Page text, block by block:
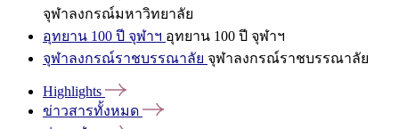
จุฬาลงกรณ์มหาวิทยาลัย
อุทยาน 100 ปี จุฬาฯ อุทยาน 100 ปี จุฬาฯ
จุฬาลงกรณ์ราชบรรณาลัย จุฬาลงกรณ์ราชบรรณาลัย
Highlights
ข่าวสารทั้งหมด